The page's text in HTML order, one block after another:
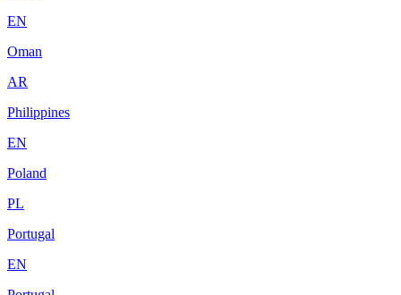
EN
Oman
AR
Philippines
EN
Poland
PL
Portugal
EN